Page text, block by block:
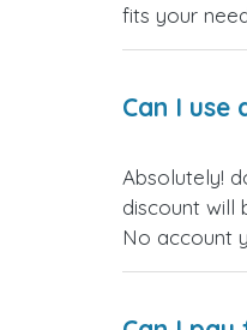
fits your
Can I
Absolutely!
discount will
No account